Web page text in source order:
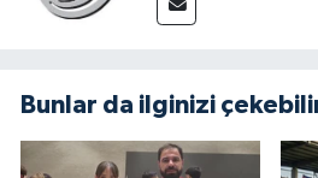
Bunlar da ilginizi